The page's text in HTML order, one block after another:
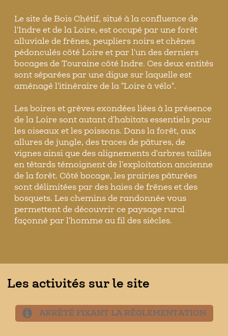
Le site de Bois Chétif, situé à la confluence de
l'Indre et de la Loire, est occupé par une forêt
alluviale de frênes, peupliers noirs et chênes
pédonculés côté Loire et par l'un des derniers
bocages de Touraine côté Indre. Ces deux entités
sont séparées par une digue sur laquelle est
aménagé l'itinéraire de la "Loire à vélo".
Les boires et grèves exondées liées à la présence
de la Loire sont autant d'habitats essentiels pour
les oiseaux et les poissons. Dans la forêt, aux
allures de jungle, des traces de pâtures, de
vignes ainsi que des alignements d'arbres taillés
en têtards témoignent de l'exploitation ancienne
de la forêt. Côté bocage, les prairies pâturées
sont délimitées par des haies de frênes et des
bosquets. Les chemins de randonnée vous
permettent de découvrir ce paysage rural
façonné par l'homme au fil des siècles.
Les activités sur le site
ARRÊTÉ FIXANT LA RÈGLEMENTATION